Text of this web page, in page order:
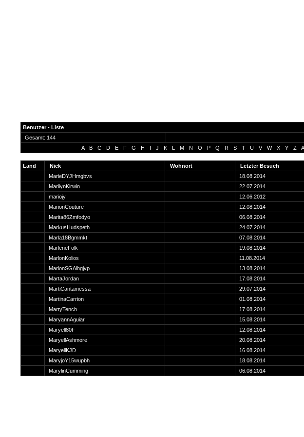
Benutzer - Liste
Gesamt: 144
A- B - C - D - E - F - G - H - I - J - K - L - M - N - O - P - Q - R - S - T - U - V- W- X - Y - Z -
Land Nick Wohnort Letzter Besuch
MarieDYJHmgbvs
18.08.2014
MarilynKirwin
22.07.2014
mariojy
12.06.2012
MarionCouture
12.08.2014
Marita86Zmfodyo
06.08.2014
MarkusHudspeth
24.07.2014
Marla18Bgmmkt
07.08.2014
MarleneFolk
19.08.2014
MarlonKolios
11.08.2014
MarlonSGAlhgjvp
13.08.2014
MartaJordan
17.08.2014
MartiCantamessa
29.07.2014
MartinaCarrion
01.08.2014
MartyTench
17.08.2014
MaryannAguiar
15.08.2014
Maryell80F
12.08.2014
MaryellAshmore
20.08.2014
MaryellKJD
16.08.2014
MaryjoY15wupbh
18.08.2014
MarylinCumming
06.08.2014